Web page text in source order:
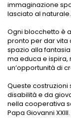
immaginazione
lasciato al naturale.
Ogni blocchetto è
pronto per dar vita
spazio alla
ma educa e
un’opportunità di
Queste
disabilità e da
nella cooperativa
Papa Giovanni XXIII.